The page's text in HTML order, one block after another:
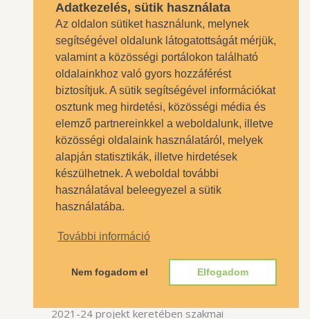
Adatkezelés, sütik használata
Az oldalon sütiket használunk, melynek
segítségével oldalunk látogatottságát mérjük,
valamint a közösségi portálokon található
oldalainkhoz való gyors hozzáférést
biztosítjuk. A sütik segítségével információkat
osztunk meg hirdetési, közösségi média és
elemző partnereinkkel a weboldalunk, illetve
közösségi oldalaink használatáról, melyek
alapján statisztikák, illetve hirdetések
készülhetnek. A weboldal további
használatával beleegyezel a sütik
használatába.
További információ
Nem fogadom el Elfogadom
EQF-NCP 2021-24 projekt
DIÁKÉLET,HÍREK,ISKOLÁNK ÉLETE
2021-24 projekt keretében szakmai